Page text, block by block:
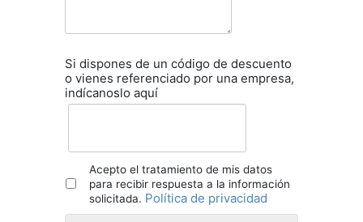
Si dispones de un código de descuento
o vienes referenciado por una empresa,
indícanoslo aquí
Acepto el tratamiento de mis datos
para recibir respuesta a la información
solicitada. Política de privacidad